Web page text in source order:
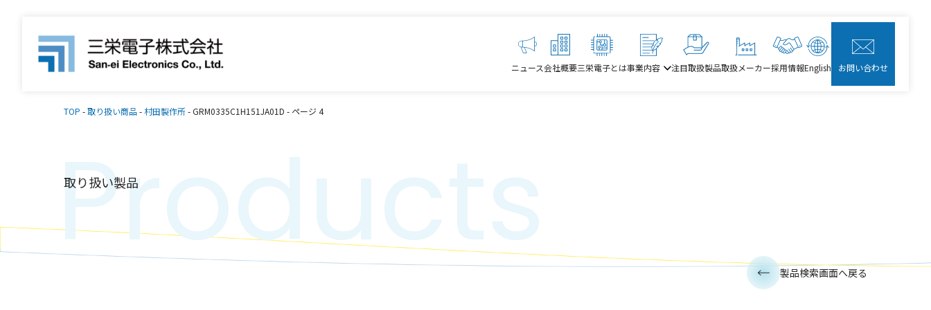
ニュース会社概要三栄電子とは事業内容 注目取扱製品取扱メーカー採用情報English お問い合わせ
TOP -取り扱い商品-村田製作所-GRM0335C1H151JA01D - ページ 4
取り扱い製品
Products 製品検索画面へ戻る